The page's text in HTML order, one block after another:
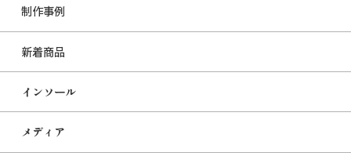
制作事例
新着商品
インソール
メディア